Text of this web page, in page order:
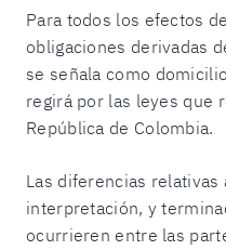
Para todos los efectos
obligaciones derivadas
se señala como
regirá por las leyes que
República de Colombia.
Las diferencias
interpretación, y
ocurrieren entre las